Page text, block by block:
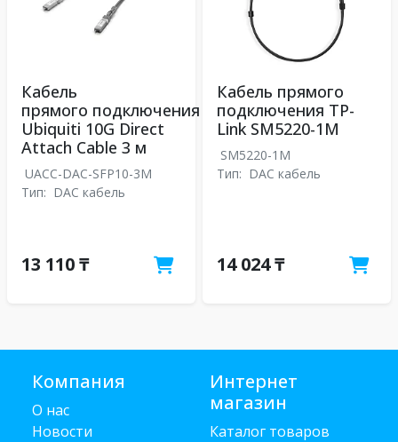
Кабель
прямого подключения
Ubiquiti 10G Direct
Attach Cable 3 м
UACC-DAC-SFP10-3M
Тип: DAC кабель
13 110 ₸
Кабель прямого
подключения TP-
Link SM5220-1M
SM5220-1M
Тип: DAC кабель
14 024 ₸
Компания
О нас
Новости
Интернет
магазин
Каталог товаров